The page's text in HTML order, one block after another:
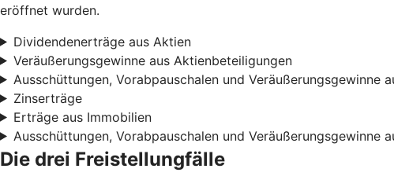
eröffnet wurden.
Dividendenerträge aus Aktien
Veräußerungsgewinne aus Aktienbeteiligungen
Ausschüttungen, Vorabpauschalen und Veräußerungsgewinne
Zinserträge
Erträge aus Immobilien
Ausschüttungen, Vorabpauschalen und Veräußerungsgewinne
Die drei Freistellungfälle